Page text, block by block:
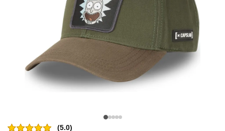
(5.0)